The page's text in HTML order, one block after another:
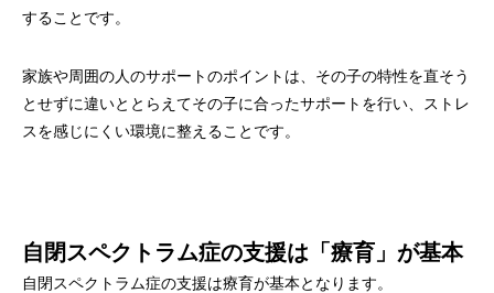
することです。
家族や周囲の人のサポートのポイントは、その子の特性を直そう
とせずに違いととらえてその子に合ったサポートを行い、ストレ
スを感じにくい環境に整えることです。
自閉スペクトラム症の支援は「療育」が基本
自閉スペクトラム症の支援は療育が基本となります。